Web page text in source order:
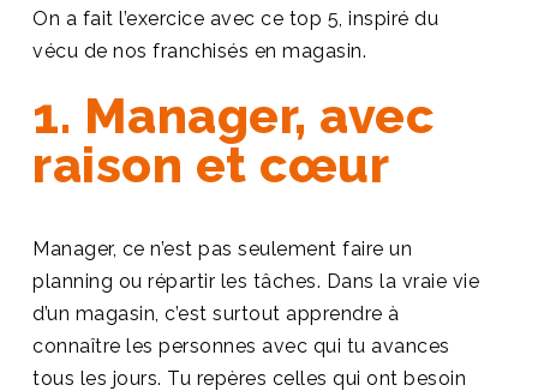
On a fait l’exercice avec ce top 5, inspiré du
vécu de nos franchisés en magasin.
1. Manager, avec
raison et cœur
Manager, ce n’est pas seulement faire un
planning ou répartir les tâches. Dans la vraie vie
d’un magasin, c’est surtout apprendre à
connaître les personnes avec qui tu avances
tous les jours. Tu repères celles qui ont besoin